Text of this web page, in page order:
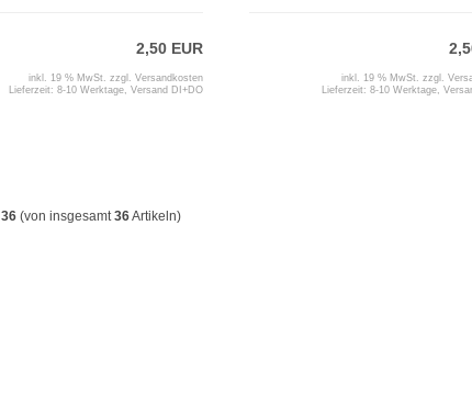
2,50 EUR
inkl. 19 % MwSt. zzgl. Versandkosten
Lieferzeit: 8-10 Werktage, Versand DI+DO
inkl. 19 % MwSt. zzgl.
Lieferzeit: 8-10 Werktage,
36 (von insgesamt36Artikeln)